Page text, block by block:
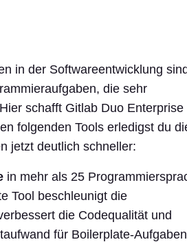
in der Softwareentwicklung
die sehr
schafft Gitlab Duo Enterprise
folgenden Tools erledigst du
jetzt deutlich schneller:
in mehr als 25
Tool beschleunigt die
die Codequalität und
für Boilerplate-